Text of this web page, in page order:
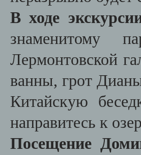
В ходе
знаменитому
Лермонтовской
ванны, грот
Китайскую
направитесь к
Посещение